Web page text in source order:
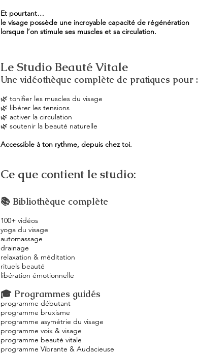
Et pourtant…
le visage possède une incroyable capacité de régénération
lorsque l’on stimule ses muscles et sa circulation.
Le Studio Beauté Vitale
Une vidéothèque complète de pratiques pour :
🌿 tonifier les muscles du visage
🌿 libérer les tensions
🌿 activer la circulation
🌿 soutenir la beauté naturelle
Accessible à ton rythme, depuis chez toi.
Ce que contient le studio:
📚 Bibliothèque complète
100+ vidéos
yoga du visage
automassage
drainage
relaxation & méditation
rituels beauté
libération émotionnelle
🎓 Programmes guidés
programme débutant
programme bruxisme
programme asymétrie du visage
programme voix & visage
programme beauté vitale
programme Vibrante & Audacieuse